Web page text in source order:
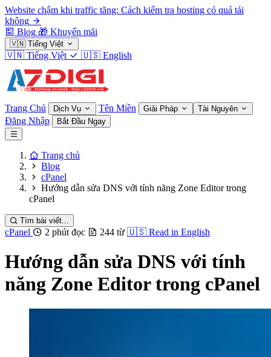
Website chậm khi traffic tăng: Cách kiểm tra hosting có quá tải
không
Blog 🎁 Khuyến mãi
🇻🇳 Tiếng Việt
🇻🇳 Tiếng Việt 🇺🇸 English
Trang Chủ Dịch Vụ Tên Miền Giải Pháp Tài Nguyên
Đăng Nhập Bắt Đầu Ngay
Trang chủ
Blog
cPanel
Hướng dẫn sửa DNS với tính năng Zone Editor trong
cPanel
Tìm bài viết...
cPanel 2 phút đọc 244 từ 🇺🇸 Read in English
Hướng dẫn sửa DNS với tính
năng Zone Editor trong cPanel